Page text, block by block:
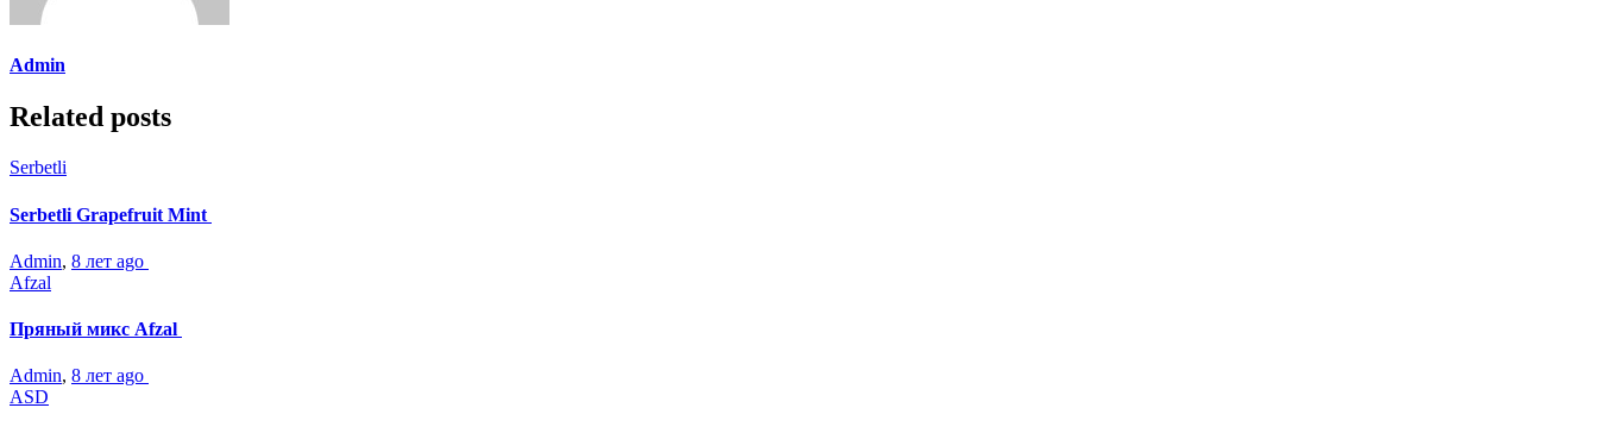
Admin
Related posts
Serbetli
Serbetli Grapefruit Mint
Admin, 8 лет ago
Afzal
Пряный микс Afzal
Admin, 8 лет ago
ASD